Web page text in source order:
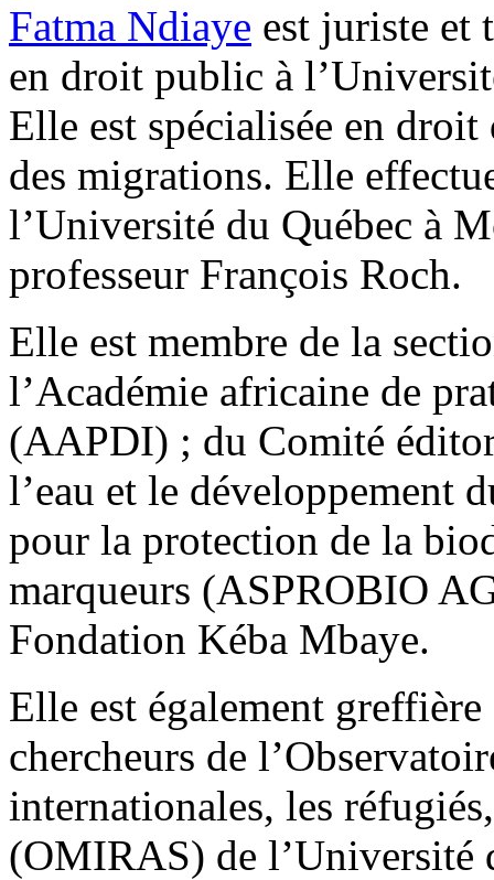
Fatma Ndiaye est juriste et
en droit public à
Elle est spécialisée en
des migrations. Elle
l’Université du Québec à
professeur François Roch.
Elle est membre de la
l’Académie africaine de
(AAPDI) ; du Comité
l’eau et le développement
pour la protection de la
marqueurs (ASPROBIO
Fondation Kéba Mbaye.
Elle est également greffière
chercheurs de
internationales, les
(OMIRAS) de l’Université